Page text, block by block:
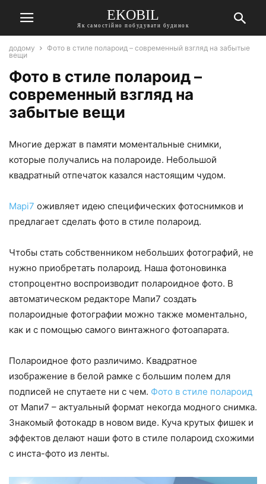
EKOBIL
Як самостійно побудувати будинок
додому
Фото в стиле полароид – современный взгляд на забытые
вещи
Фото в стиле полароид –
современный взгляд на
забытые вещи
Многие держат в памяти моментальные снимки,
которые получались на полароиде. Небольшой
квадратный отпечаток казался настоящим чудом.
Mapi7 оживляет идею специфических фотоснимков и
предлагает сделать фото в стиле полароид.
Чтобы стать собственником небольших фотографий, не
нужно приобретать полароид. Наша фотоновинка
стопроцентно воспроизводит полароидное фото. В
автоматическом редакторе Мапи7 создать
полароидные фотографии можно также моментально,
как и с помощью самого винтажного фотоапарата.
Полароидное фото различимо. Квадратное
изображение в белой рамке с большим полем для
подписей не спутаете ни с чем. Фото в стиле полароид
от Мапи7 – актуальный формат некогда модного снимка.
Знакомый фотокадр в новом виде. Куча крутых фишек и
эффектов делают наши фото в стиле полароид схожими
с инста-фото из ленты.